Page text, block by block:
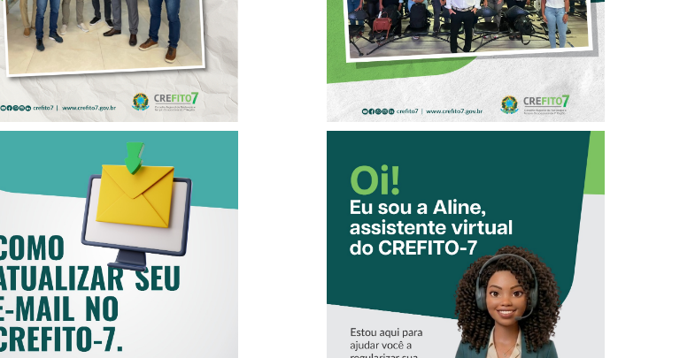
COMO ATUALIZAR
SEU E-MAIL NO
CREFITO-7
CONHEÇA A
‘ALINE’,
ASSISTENTE
VIRTUAL DO
CREFITO-7